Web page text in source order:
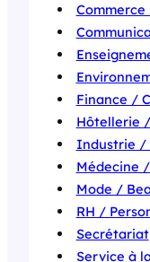
Finance /
Hôtellerie
Industrie /
Médecine
Mode /
RH /
Secrétariat
Service à